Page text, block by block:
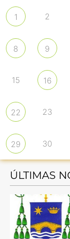
1 2
8 9
15 16
22 23
29 30
ÚLTIMAS